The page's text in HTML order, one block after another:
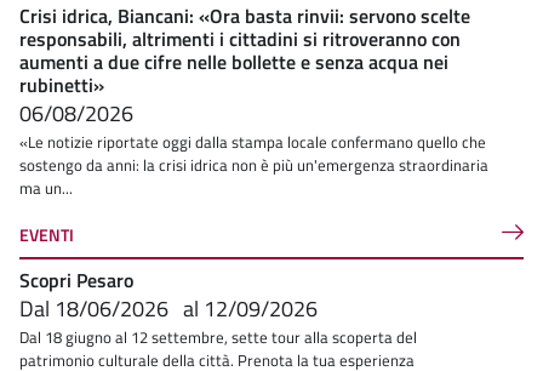
Crisi idrica, Biancani: «Ora basta rinvii: servono scelte
responsabili, altrimenti i cittadini si ritroveranno con
aumenti a due cifre nelle bollette e senza acqua nei
rubinetti»
06/08/2026
«Le notizie riportate oggi dalla stampa locale confermano quello che
sostengo da anni: la crisi idrica non è più un'emergenza straordinaria
ma un...
EVENTI
Scopri Pesaro
Dal 18/06/2026 al 12/09/2026
Dal 18 giugno al 12 settembre, sette tour alla scoperta del
patrimonio culturale della città. Prenota la tua esperienza